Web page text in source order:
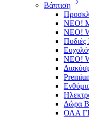
Βάπτιση
ΝΕΟ!
NEO!
Ποδιές
ΝΕΟ!
Δώρα
ΟΛΑ